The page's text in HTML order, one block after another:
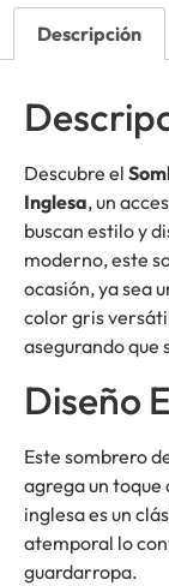
Descripción
Descubre el
Inglesa, un
buscan estilo y
moderno, este
ocasión, ya sea
color gris
asegurando que
Diseño
Este sombrero
agrega un toque
inglesa es un
atemporal lo
guardarropa.